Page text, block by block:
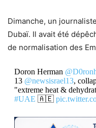
Dimanche, un
Dubaï. Il avait été
de normalisation des
Doron Herman
13 @newsisrael13,
"extreme heat &
#UAE 🇦🇪